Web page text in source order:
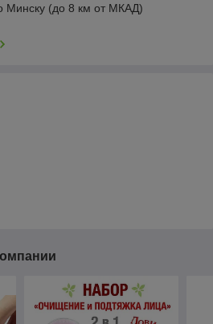
Минску (до 8 км от МКАД)